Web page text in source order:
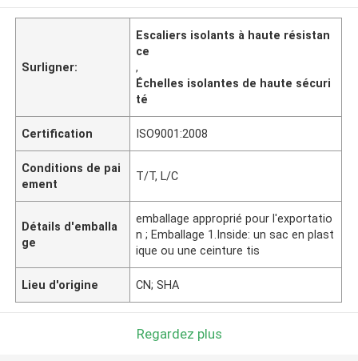
Surligner:
Escaliers isolants à haute résistan
ce
,
Échelles isolantes de haute sécuri
té
Certification ISO9001:2008
Conditions de pai
ement
T/T, L/C
Détails d'emballa
ge
emballage approprié pour l'exportatio
n ; Emballage 1.Inside: un sac en plast
ique ou une ceinture tis
Lieu d'origine CN; SHA
Regardez plus